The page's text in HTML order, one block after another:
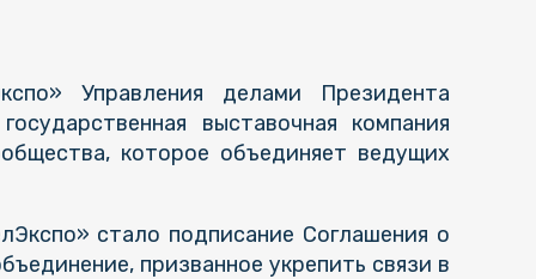
Управления делами Президента
выставочная компания
которое объединяет ведущих
стало подписание Соглашения о
призванное укрепить связи в